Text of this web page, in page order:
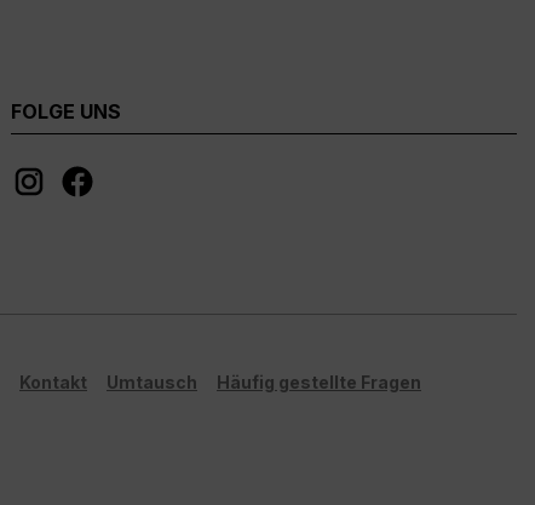
FOLGE UNS
Kontakt Umtausch Häufig gestellte Fragen